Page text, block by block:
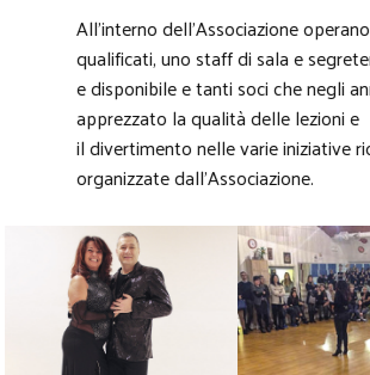
All’interno dell’Associazione
qualificati, uno staff di sala e
e disponibile e tanti soci che negli
apprezzato la qualità delle lezioni e
il divertimento nelle varie iniziative
organizzate dall’Associazione.